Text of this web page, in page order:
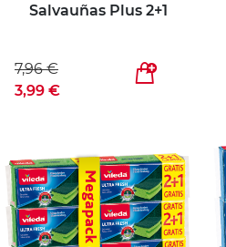
Salvauñas Plus 2+1
7,96 €
3,99 €